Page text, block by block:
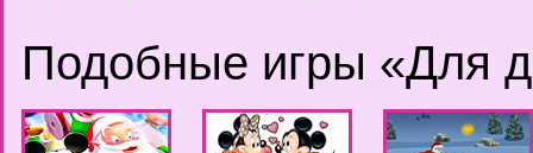
Подобные игры «Для